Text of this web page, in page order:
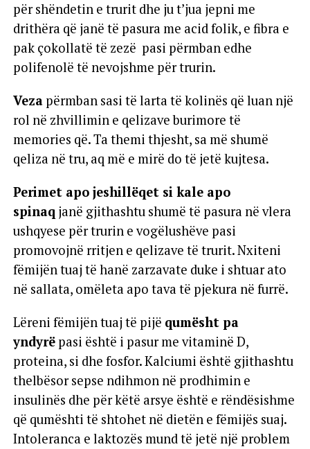
për shëndetin e trurit dhe ju t’jua jepni me
drithëra që janë të pasura me acid folik, e fibra e
pak çokollatë të zezë pasi përmban edhe
polifenolë të nevojshme për trurin.
Vezapërmban sasi të larta të kolinës që luan një
rol në zhvillimin e qelizave burimore të
memories që. Ta themi thjesht, sa më shumë
qeliza në tru, aq më e mirë do të jetë kujtesa.
Perimet apo jeshillëqet si kale apo
spinaq janë gjithashtu shumë të pasura në vlera
ushqyese për trurin e vogëlushëve pasi
promovojnë rritjen e qelizave të trurit. Nxiteni
fëmijën tuaj të hanë zarzavate duke i shtuar ato
në sallata, omëleta apo tava të pjekura në furrë.
Lëreni fëmijën tuaj të pijë qumësht pa
yndyrëpasi është i pasur me vitaminë D,
proteina, si dhe fosfor. Kalciumi është gjithashtu
thelbësor sepse ndihmon në prodhimin e
insulinës dhe për këtë arsye është e rëndësishme
që qumështi të shtohet në dietën e fëmijës suaj.
Intoleranca e laktozës mund të jetë një problem